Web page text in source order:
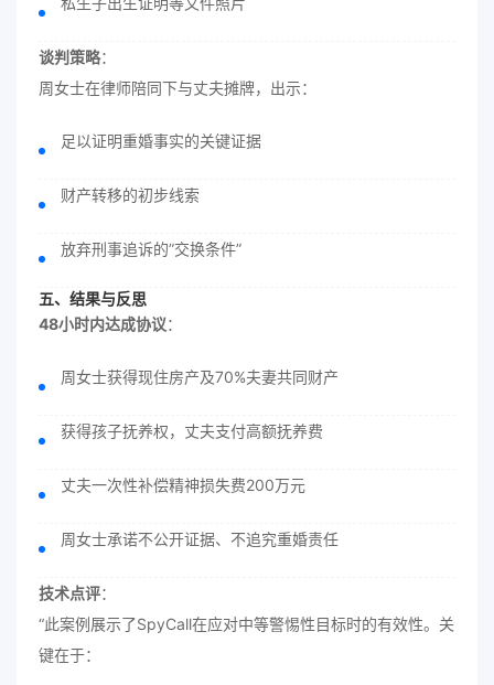
谈判策略：
周女士在律师陪同下与丈夫摊牌，出示：
足以证明重婚事实的关键证据
财产转移的初步线索
放弃刑事追诉的”交换条件”
五、结果与反思
48小时内达成协议：
周女士获得现住房产及70%夫妻共同财产
获得孩子抚养权，丈夫支付高额抚养费
丈夫一次性补偿精神损失费200万元
周女士承诺不公开证据、不追究重婚责任
技术点评：
“此案例展示了SpyCall在应对中等警惕性目标时的有效性。关
键在于：